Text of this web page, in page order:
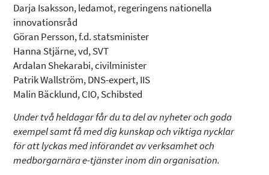
Darja Isaksson, ledamot, regeringens nationella
innovationsråd
Göran Persson, f.d. statsminister
Hanna Stjärne, vd, SVT
Ardalan Shekarabi, civilminister
Patrik Wallström, DNS-expert, IIS
Malin Bäcklund, CIO, Schibsted
Under två heldagar får du ta del av nyheter och goda
exempel samt få med dig kunskap och viktiga nycklar
för att lyckas med införandet av verksamhet och
medborgarnära e-tjänster inom din organisation.